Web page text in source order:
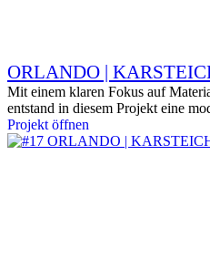
ORLANDO |
Mit einem klaren Fokus auf
entstand in diesem Projekt eine
Projekt öffnen